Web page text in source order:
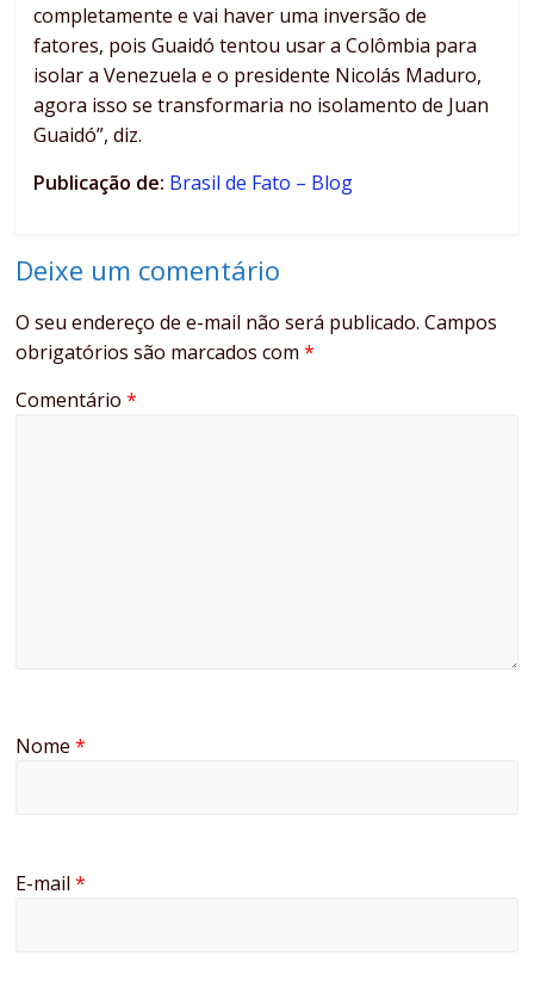
completamente e vai haver uma inversão de
fatores, pois Guaidó tentou usar a Colômbia para
isolar a Venezuela e o presidente Nicolás Maduro,
agora isso se transformaria no isolamento de Juan
Guaidó”, diz.
Publicação de: Brasil de Fato – Blog
Deixe um comentário
O seu endereço de e-mail não será publicado. Campos
obrigatórios são marcados com*
Comentário*
Nome*
E-mail*